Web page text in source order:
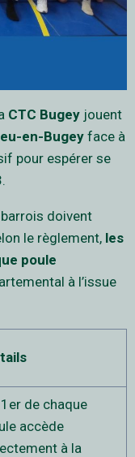
CTC Bugey jouent
en-Bugey face à
pour espérer se
.
doivent
le règlement, les
poule
à l’issue
de chaque
accède
à la